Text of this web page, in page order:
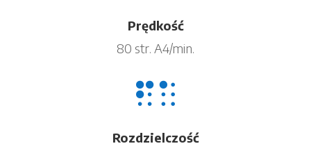
Prędkość
80 str. A4/min.

Rozdzielczość